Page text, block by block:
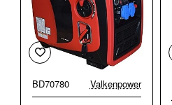
BD70780 Valkenpower